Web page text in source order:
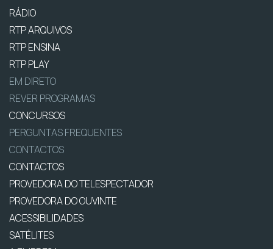
RÁDIO
RTP ARQUIVOS
RTP ENSINA
RTP PLAY
EM DIRETO
REVER PROGRAMAS
CONCURSOS
PERGUNTAS FREQUENTES
CONTACTOS
CONTACTOS
PROVEDORA DO TELESPECTADOR
PROVEDORA DO OUVINTE
ACESSIBILIDADES
SATÉLITES